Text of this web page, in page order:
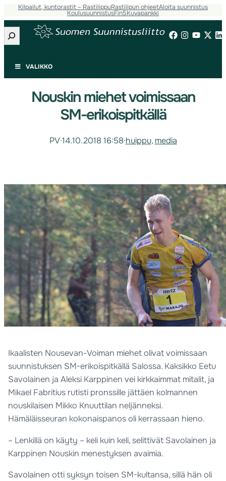
Kilpailut, kuntorastit – RastilippuRastilipun ohjeetAloita suunnistus
KoulusuunnistusFin5Kuvapankki
Etsi
VALIKKO
Nouskin miehet voimissaan
SM-erikoispitkällä
PV·14.10.2018 16:58·huippu, media
Ikaalisten Nousevan-Voiman miehet olivat voimissaan
suunnistuksen SM-erikoispitkällä Salossa. Kaksikko Eetu
Savolainen ja Aleksi Karppinen vei kirkkaimmat mitalit, ja
Mikael Fabritius rutisti pronssille jättäen kolmannen
nouskilaisen Mikko Knuuttilan neljänneksi.
Hämäläisseuran kokonaispanos oli kerrassaan hieno.
– Lenkillä on käyty – keli kuin keli, selittivät Savolainen ja
Karppinen Nouskin menestyksen avaimia.
Savolainen otti syksyn toisen SM-kultansa, sillä hän oli